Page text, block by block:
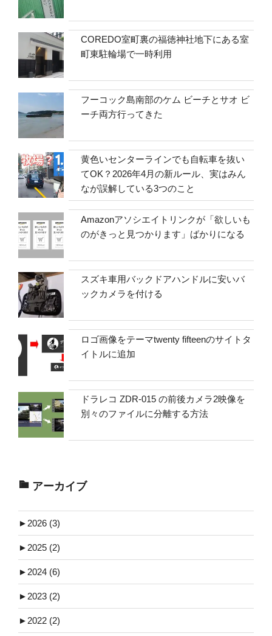
COREDO室町裏の福徳神社地下にある室
町東駐輪場で一時利用
フーコック島南部のケム ビーチとサオ ビ
ーチ両方行ってきた
黄色いセンターラインでも自転車を抜い
てOK？2026年4月の新ルール、実はみん
なが誤解している3つのこと
Amazonアソシエイトリンクが「欲しいも
のがきっと見つかります」ばかりになる
スズキ車用バックドアハンドルに安いバ
ックカメラを付ける
ロゴ画像をテーマtwenty fifteenのサイトタ
イトルに追加
ドラレコ ZDR-015 の前後カメラ2映像を
別々のファイルに分離する方法
アーカイブ
► 2026 (3)
► 2025 (2)
► 2024 (6)
► 2023 (2)
► 2022 (2)